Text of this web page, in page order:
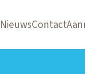
NieuwsContact